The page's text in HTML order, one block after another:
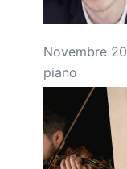
Novembre
piano